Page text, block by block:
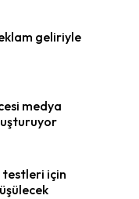
geliriyle
medya
testleri için